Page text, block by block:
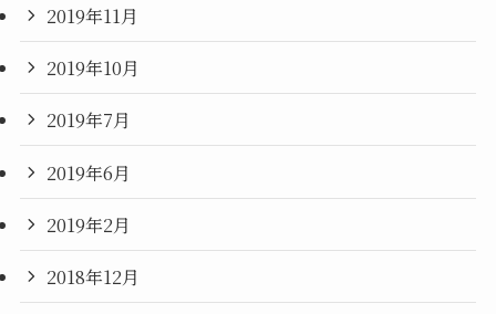
2019年11月
2019年10月
2019年7月
2019年6月
2019年2月
2018年12月